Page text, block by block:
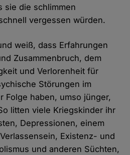
sie die schlimmen
vergessen würden.
weiß, dass Erfahrungen
Zusammenbruch, dem
und Verlorenheit für
Störungen im
Folge haben, umso jünger,
litten viele Kriegskinder ihr
Depressionen, einem
Existenz- und
und anderen Süchten,